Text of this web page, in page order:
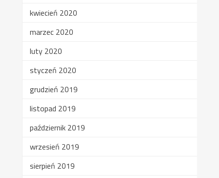
kwiecień 2020
marzec 2020
luty 2020
styczeń 2020
grudzień 2019
listopad 2019
październik 2019
wrzesień 2019
sierpień 2019